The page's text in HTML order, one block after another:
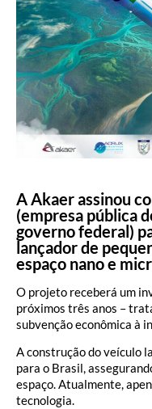
A Akaer assinou
(empresa pública
governo federal)
lançador de
espaço nano e
O projeto receberá um
próximos três anos –
subvenção econômica à
A construção do veículo
para o Brasil,
espaço. Atualmente,
tecnologia.